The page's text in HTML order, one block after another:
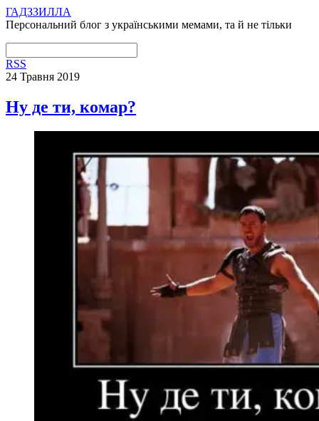
ГАДЗЗИЛЛА
Персональний блог з українськими мемами, та й не тільки
RSS
24 Травня 2019
Ну де ти, комар?